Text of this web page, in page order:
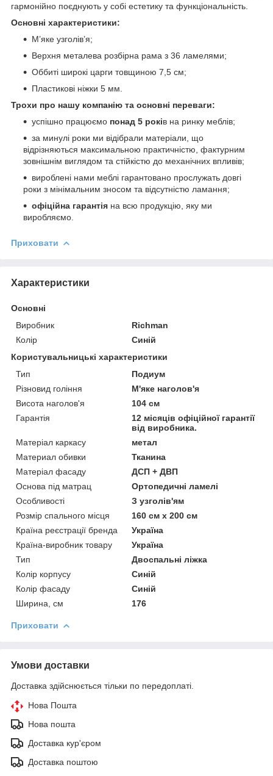
гармонійно поєднують у собі естетику та функціональність.
Основні характеристики:
М’яке узголів’я;
Верхня металева розбірна рама з 36 ламелями;
Оббиті широкі царги товщиною 7,5 см;
Пластикові ніжки 5 мм.
Трохи про нашу компанію та основні переваги:
успішно працюємо понад 5 років на ринку меблів;
за минулі роки ми відібрали матеріали, що
відрізняються максимальною практичністю, фактурним
зовнішнім виглядом та стійкістю до механічних впливів;
вироблені нами меблі гарантовано прослужать довгі
роки з мінімальним зносом та відсутністю ламання;
офіційна гарантія на всю продукцію, яку ми
виробляємо.
Приховати
Характеристики
Основні
Виробник
Richman
Колір
Синій
Користувальницькі характеристики
Тип
Подиум
Різновид гоління
М'яке наголов'я
Висота наголов'я
104 см
Гарантія
12 місяців офіційної гарантії
від виробника.
Матеріал каркасу
метал
Материал обивки
Тканина
Матеріал фасаду
ДСП + ДВП
Основа під матрац
Ортопедичні ламелі
Особливості
З узголів'ям
Розмір спального місця
160 см х 200 см
Країна реєстрації бренда
Україна
Країна-виробник товару
Україна
Тип
Двоспальні ліжка
Колір корпусу
Синій
Колір фасаду
Синій
Ширина, см
176
Приховати
Умови доставки
Доставка здійснюється тільки по передоплаті.
Нова Пошта
Нова пошта
Доставка кур'єром
Доставка поштою